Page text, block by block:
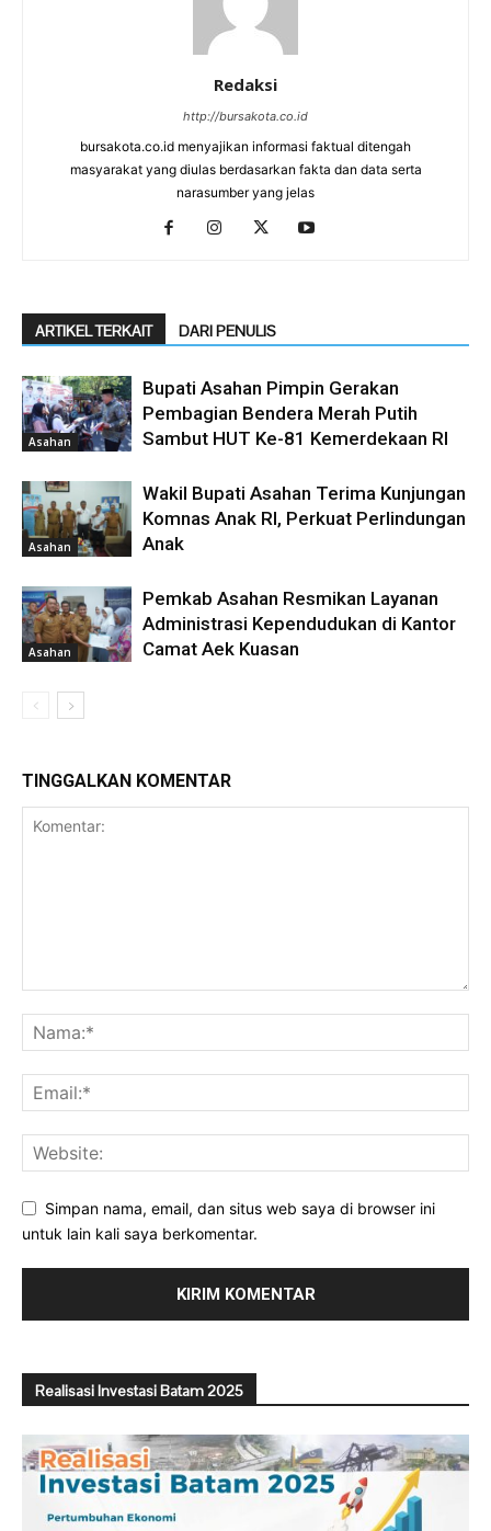
Redaksi
http://bursakota.co.id
bursakota.co.id menyajikan informasi faktual ditengah
masyarakat yang diulas berdasarkan fakta dan data serta
narasumber yang jelas
ARTIKEL TERKAIT DARI PENULIS
Asahan
Bupati Asahan Pimpin Gerakan
Pembagian Bendera Merah Putih
Sambut HUT Ke-81 Kemerdekaan RI
Asahan
Wakil Bupati Asahan Terima Kunjungan
Komnas Anak RI, Perkuat Perlindungan
Anak
Asahan
Pemkab Asahan Resmikan Layanan
Administrasi Kependudukan di Kantor
Camat Aek Kuasan
TINGGALKAN KOMENTAR
Simpan nama, email, dan situs web saya di browser ini
untuk lain kali saya berkomentar.
Realisasi Investasi Batam 2025